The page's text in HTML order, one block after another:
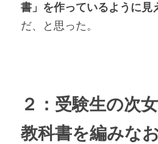
書」を作っているように見
だ、と思った。
２：受験生の次
教科書を編みな